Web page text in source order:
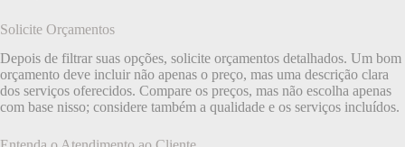
Solicite Orçamentos
Depois de filtrar suas opções, solicite orçamentos detalhados. Um bom
orçamento deve incluir não apenas o preço, mas uma descrição clara
dos serviços oferecidos. Compare os preços, mas não escolha apenas
com base nisso; considere também a qualidade e os serviços incluídos.